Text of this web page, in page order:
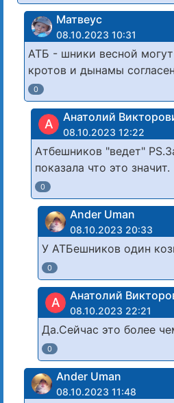
Матвеус
08.10.2023 10:31
АТБ - шники весной
кротов и дынамы согласен
0
А Анатолий
08.10.2023 12:22
Атбешников "ведет"
показала что это значит.
0
Ander Uman
08.10.2023 20:33
У АТБешников один
0
А Анатолий
08.10.2023 22:21
Да.Сейчас это более
0
Ander Uman
08.10.2023 11:48